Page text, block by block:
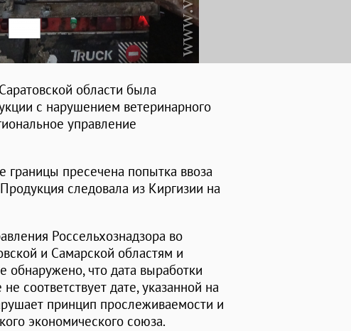
области была
с нарушением ветеринарного
управление
границы пресечена попытка ввоза
следовала из Киргизии на
Россельхознадзора во
и Самарской областям и
обнаружено, что дата выработки
соответствует дате, указанной на
принцип прослеживаемости и
экономического союза.